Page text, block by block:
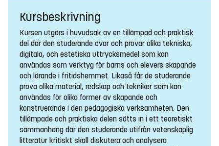
Kursbeskrivning
Kursen utgörs i huvudsak av en tillämpad och praktisk
del där den studerande övar och prövar olika tekniska,
digitala, och estetiska uttrycksmedel som kan
användas som verktyg för barns och elevers skapande
och lärande i fritidshemmet. Likaså får de studerande
prova olika material, redskap och tekniker som kan
användas för olika former av skapande och
konstruerande i den pedagogiska verksamheten. Den
tillämpade och praktiska delen sätts in i ett teoretiskt
sammanhang där den studerande utifrån vetenskaplig
litteratur kritiskt skall diskutera och analysera